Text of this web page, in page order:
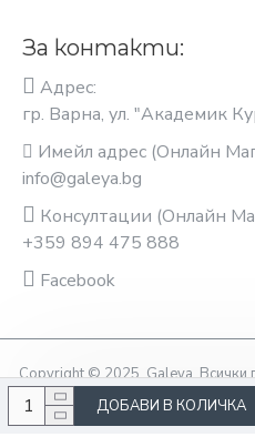
ДОБАВИ В КОЛИЧКА
За контакти:
Адрес:
гр. Варна, ул. "Академик
Имейл адрес (Онлайн
info@galeya.bg
Консултации (Онлайн
+359 894 475 888
Facebook
Copyright © 2025, Galeya, Всички
оптимизация